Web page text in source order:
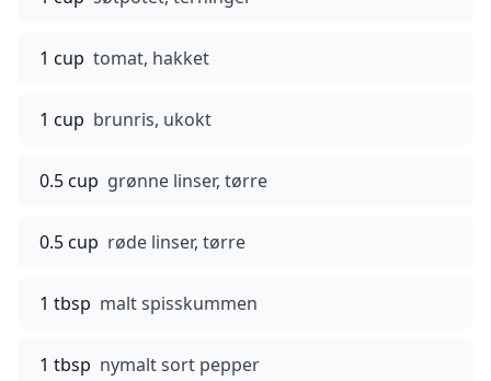
1 cup tomat, hakket
1 cup brunris, ukokt
0.5 cup grønne linser, tørre
0.5 cup røde linser, tørre
1 tbsp malt spisskummen
1 tbsp nymalt sort pepper